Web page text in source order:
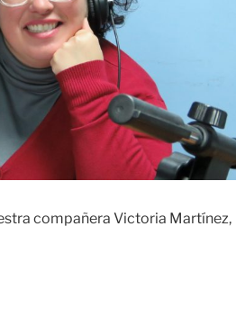
compañera Victoria Martínez,